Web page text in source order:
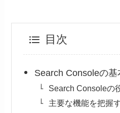
目次
Search Consoleの
Search Consoleの
主要な機能を把握